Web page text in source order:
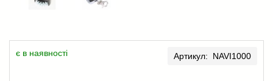
є в наявності Артикул: NAVI1000